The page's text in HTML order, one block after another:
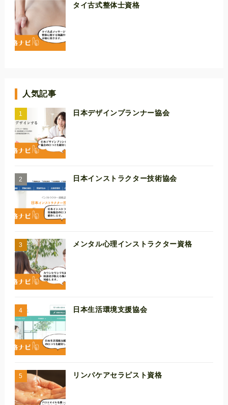
タイ古式整体士資格
人気記事
日本デザインプランナー協会
日本インストラクター技術協会
メンタル心理インストラクター資格
日本生活環境支援協会
リンパケアセラピスト資格